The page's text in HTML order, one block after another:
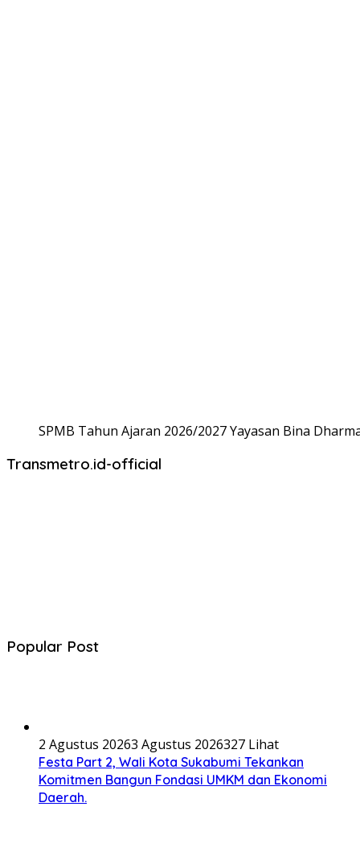
SPMB Tahun Ajaran 2026/2027 Yayasan Bina
Transmetro.id-official
Popular Post
2 Agustus 20263 Agustus 2026327 Lihat
Festa Part 2, Wali Kota Sukabumi Tekankan
Komitmen Bangun Fondasi UMKM dan Ekonomi
Daerah.